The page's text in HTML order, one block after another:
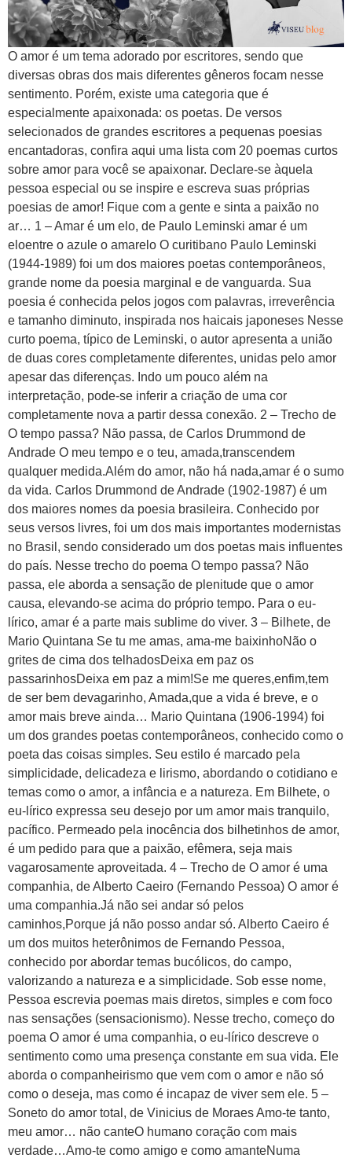
O amor é um tema adorado por escritores, sendo que
diversas obras dos mais diferentes gêneros focam nesse
sentimento. Porém, existe uma categoria que é
especialmente apaixonada: os poetas. De versos
selecionados de grandes escritores a pequenas poesias
encantadoras, confira aqui uma lista com 20 poemas curtos
sobre amor para você se apaixonar. Declare-se àquela
pessoa especial ou se inspire e escreva suas próprias
poesias de amor! Fique com a gente e sinta a paixão no
ar… 1 – Amar é um elo, de Paulo Leminski amar é um
eloentre o azule o amarelo O curitibano Paulo Leminski
(1944-1989) foi um dos maiores poetas contemporâneos,
grande nome da poesia marginal e de vanguarda. Sua
poesia é conhecida pelos jogos com palavras, irreverência
e tamanho diminuto, inspirada nos haicais japoneses Nesse
curto poema, típico de Leminski, o autor apresenta a união
de duas cores completamente diferentes, unidas pelo amor
apesar das diferenças. Indo um pouco além na
interpretação, pode-se inferir a criação de uma cor
completamente nova a partir dessa conexão. 2 – Trecho de
O tempo passa? Não passa, de Carlos Drummond de
Andrade O meu tempo e o teu, amada,transcendem
qualquer medida.Além do amor, não há nada,amar é o sumo
da vida. Carlos Drummond de Andrade (1902-1987) é um
dos maiores nomes da poesia brasileira. Conhecido por
seus versos livres, foi um dos mais importantes modernistas
no Brasil, sendo considerado um dos poetas mais influentes
do país. Nesse trecho do poema O tempo passa? Não
passa, ele aborda a sensação de plenitude que o amor
causa, elevando-se acima do próprio tempo. Para o eu-
lírico, amar é a parte mais sublime do viver. 3 – Bilhete, de
Mario Quintana Se tu me amas, ama-me baixinhoNão o
grites de cima dos telhadosDeixa em paz os
passarinhosDeixa em paz a mim!Se me queres,enfim,tem
de ser bem devagarinho, Amada,que a vida é breve, e o
amor mais breve ainda… Mario Quintana (1906-1994) foi
um dos grandes poetas contemporâneos, conhecido como o
poeta das coisas simples. Seu estilo é marcado pela
simplicidade, delicadeza e lirismo, abordando o cotidiano e
temas como o amor, a infância e a natureza. Em Bilhete, o
eu-lírico expressa seu desejo por um amor mais tranquilo,
pacífico. Permeado pela inocência dos bilhetinhos de amor,
é um pedido para que a paixão, efêmera, seja mais
vagarosamente aproveitada. 4 – Trecho de O amor é uma
companhia, de Alberto Caeiro (Fernando Pessoa) O amor é
uma companhia.Já não sei andar só pelos
caminhos,Porque já não posso andar só. Alberto Caeiro é
um dos muitos heterônimos de Fernando Pessoa,
conhecido por abordar temas bucólicos, do campo,
valorizando a natureza e a simplicidade. Sob esse nome,
Pessoa escrevia poemas mais diretos, simples e com foco
nas sensações (sensacionismo). Nesse trecho, começo do
poema O amor é uma companhia, o eu-lírico descreve o
sentimento como uma presença constante em sua vida. Ele
aborda o companheirismo que vem com o amor e não só
como o deseja, mas como é incapaz de viver sem ele. 5 –
Soneto do amor total, de Vinicius de Moraes Amo-te tanto,
meu amor… não canteO humano coração com mais
verdade…Amo-te como amigo e como amanteNuma